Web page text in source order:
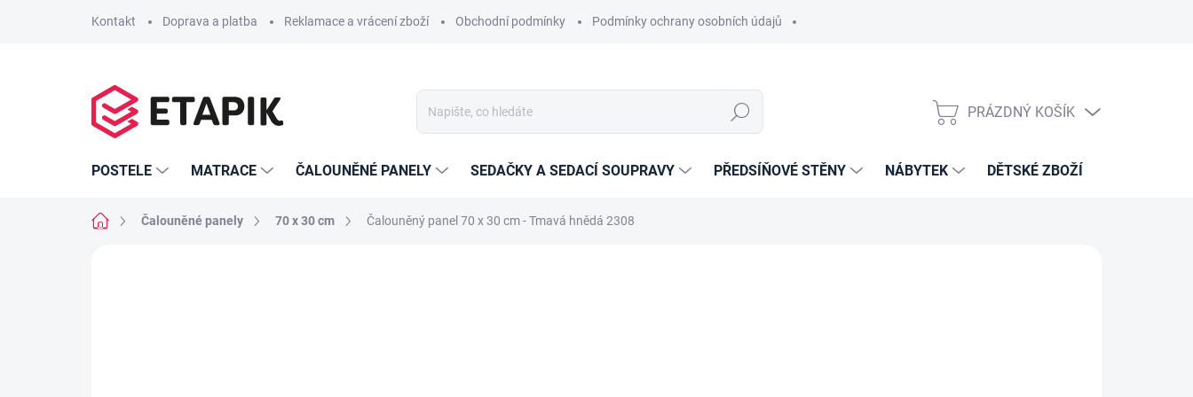
Kontakt Doprava a platba Reklamace a vrácení zboží Obchodní podmínky Podmínky ochrany osobních údajů
Hledat
NÁKUPNÍ
PRÁZDNÝ KOŠÍK
POSTELE MATRACE ČALOUNĚNÉ PANELY SEDAČKY A SEDACÍ SOUPRAVY PŘEDSÍŇOVÉ STĚNY NÁBYTEK DĚTSKÉ ZBOŽÍ
Domů Čalouněné panely 70 x 30 cm Čalouněný panel 70 x 30 cm - Tmavá hnědá 2308